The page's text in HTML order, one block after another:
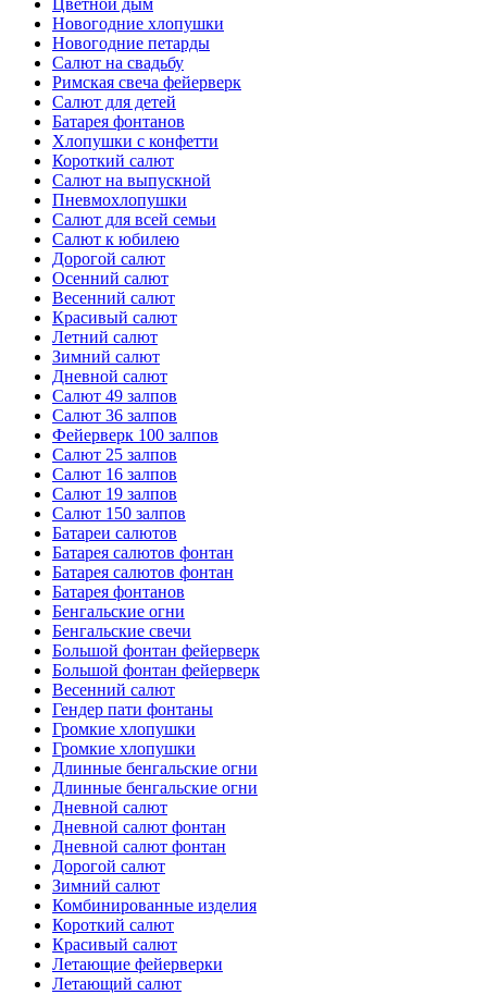
Цветной дым
Новогодние хлопушки
Новогодние петарды
Салют на свадьбу
Римская свеча фейерверк
Салют для детей
Батарея фонтанов
Хлопушки с конфетти
Короткий салют
Салют на выпускной
Пневмохлопушки
Салют для всей семьи
Салют к юбилею
Дорогой салют
Осенний салют
Весенний салют
Красивый салют
Летний салют
Зимний салют
Дневной салют
Салют 49 залпов
Салют 36 залпов
Фейерверк 100 залпов
Салют 25 залпов
Салют 16 залпов
Салют 19 залпов
Салют 150 залпов
Батареи салютов
Батарея салютов фонтан
Батарея салютов фонтан
Батарея фонтанов
Бенгальские огни
Бенгальские свечи
Большой фонтан фейерверк
Большой фонтан фейерверк
Весенний салют
Гендер пати фонтаны
Громкие хлопушки
Громкие хлопушки
Длинные бенгальские огни
Длинные бенгальские огни
Дневной салют
Дневной салют фонтан
Дневной салют фонтан
Дорогой салют
Зимний салют
Комбинированные изделия
Короткий салют
Красивый салют
Летающие фейерверки
Летающий салют